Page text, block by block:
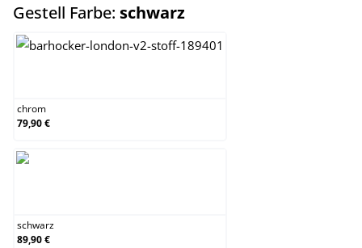
Gestell Farbe: schwarzauswählen
chrom
79,90 €
schwarz
89,90 €